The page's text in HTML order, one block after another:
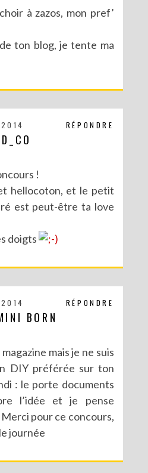
à zazos, mon pref’
ton blog, je tente ma
RÉPONDRE
!
hellocoton, et le petit
est peut-être ta love
doigts
RÉPONDRE
BORN
mais je ne suis
DIY préférée sur ton
: le porte documents
l’idée et je pense
pour ce concours,
journée